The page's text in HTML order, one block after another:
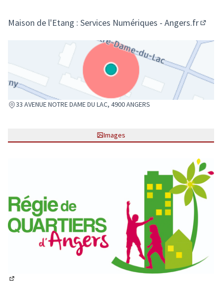
Maison de l'Etang : Services Numériques - Angers.fr
33 AVENUE NOTRE DAME DU LAC, 4900 ANGERS
(Lien externe)
Images